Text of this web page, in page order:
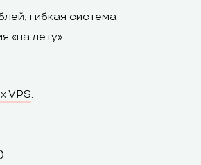
гибкая система
«на лету».
VPS.